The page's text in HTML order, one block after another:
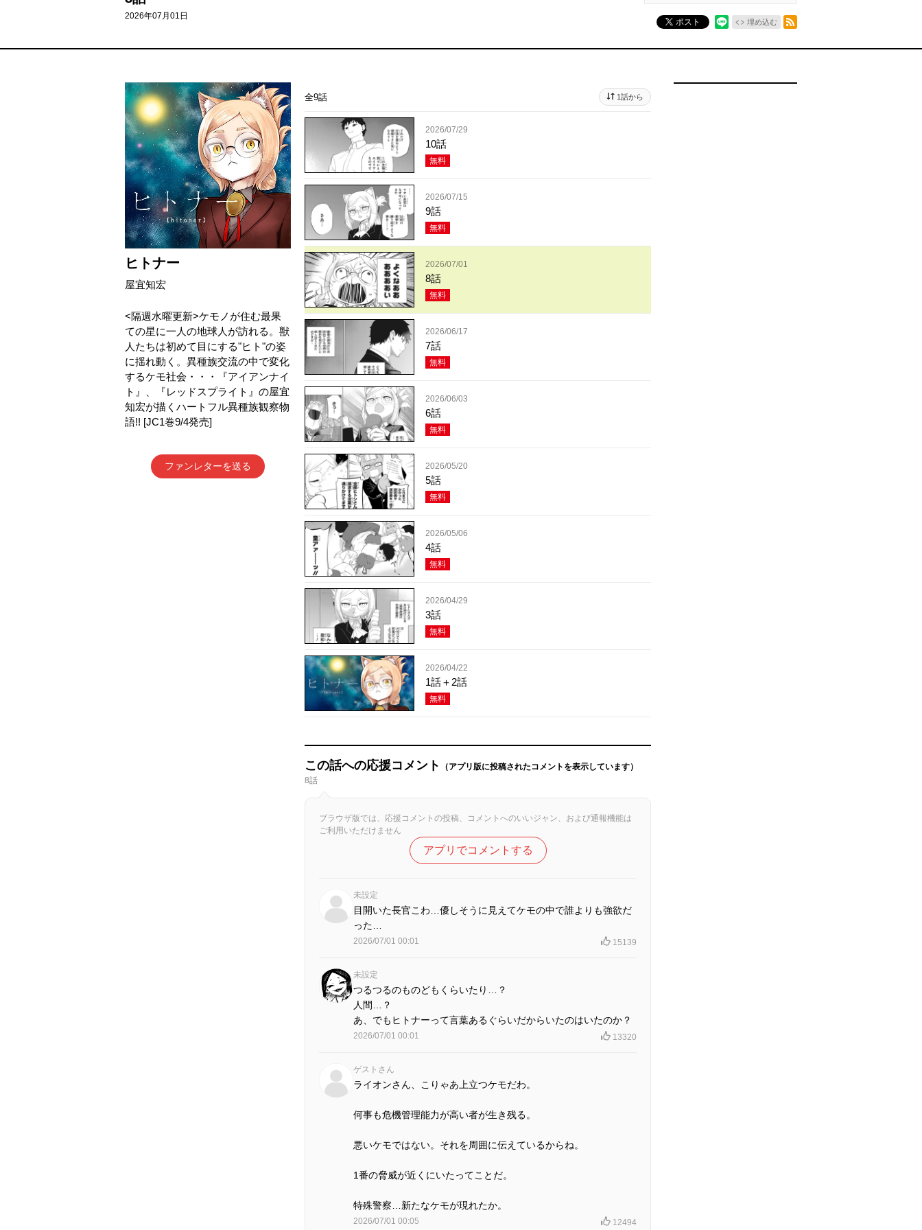
2026年07月01日
ポスト 埋め込む
ヒトナー
屋宜知宏
<隔週水曜更新>ケモノが住む最果
ての星に一人の地球人が訪れる。獣
人たちは初めて目にする"ヒト"の姿
に揺れ動く。異種族交流の中で変化
するケモ社会・・・『アイアンナイ
ト』、『レッドスプライト』の屋宜
知宏が描くハートフル異種族観察物
語!! [JC1巻9/4発売]
ファンレターを送る
全9話 1話から
2026/07/29
10話
無料
2026/07/15
9話
無料
2026/07/01
8話
無料
2026/06/17
7話
無料
2026/06/03
6話
無料
2026/05/20
5話
無料
2026/05/06
4話
無料
2026/04/29
3話
無料
2026/04/22
1話＋2話
無料
この話への応援コメント
（アプリ版に投稿されたコメントを表示しています）
8話
ブラウザ版では、応援コメントの投稿、コメントへのいいジャン、および通報機能は
ご利用いただけません
アプリでコメントする
未設定
目開いた長官こわ…優しそうに見えてケモの中で誰よりも強欲だ
った…
2026/07/01 00:01 15139
未設定
つるつるのものどもくらいたり…？
人間…？
あ、でもヒトナーって言葉あるぐらいだからいたのはいたのか？
2026/07/01 00:01 13320
ゲストさん
ライオンさん、こりゃあ上立つケモだわ。
何事も危機管理能力が高い者が生き残る。
悪いケモではない。それを周囲に伝えているからね。
1番の脅威が近くにいたってことだ。
特殊警察…新たなケモが現れたか。
2026/07/01 00:05 12494